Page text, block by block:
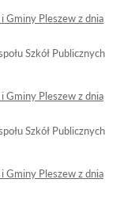
Pleszew z dnia
Szkół Publicznych
Pleszew z dnia
Szkół Publicznych
Pleszew z dnia